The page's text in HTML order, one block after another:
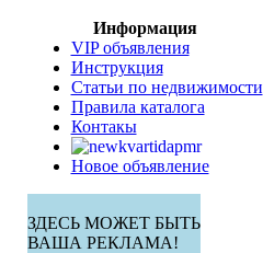
Информация
VIP объявления
Инструкция
Статьи по недвижимости
Правила каталога
Контакы
Новое объявление
ЗДЕСЬ МОЖЕТ БЫТЬ
ВАША РЕКЛАМА!